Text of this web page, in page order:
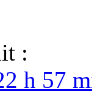
:
h 57